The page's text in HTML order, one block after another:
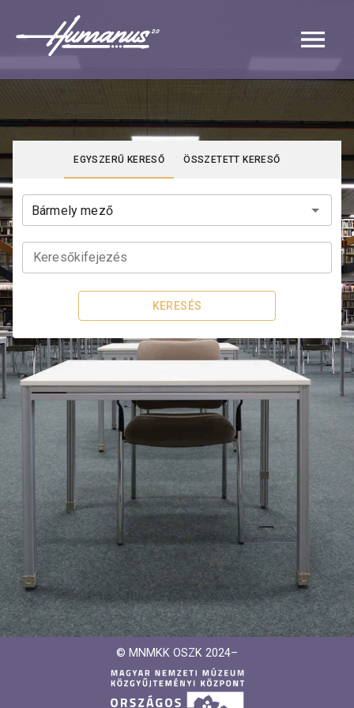
EGYSZERŰ KERESŐ ÖSSZETETT KERESŐ
Keresőkifejezés
KERESÉS
© MNMKK OSZK 2024–